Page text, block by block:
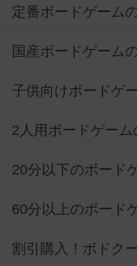
定番ボードゲーム
国産ボードゲーム
子供向けボードゲ
2人用ボードゲーム
20分以下のボード
60分以上のボード
割引購入！ボドク